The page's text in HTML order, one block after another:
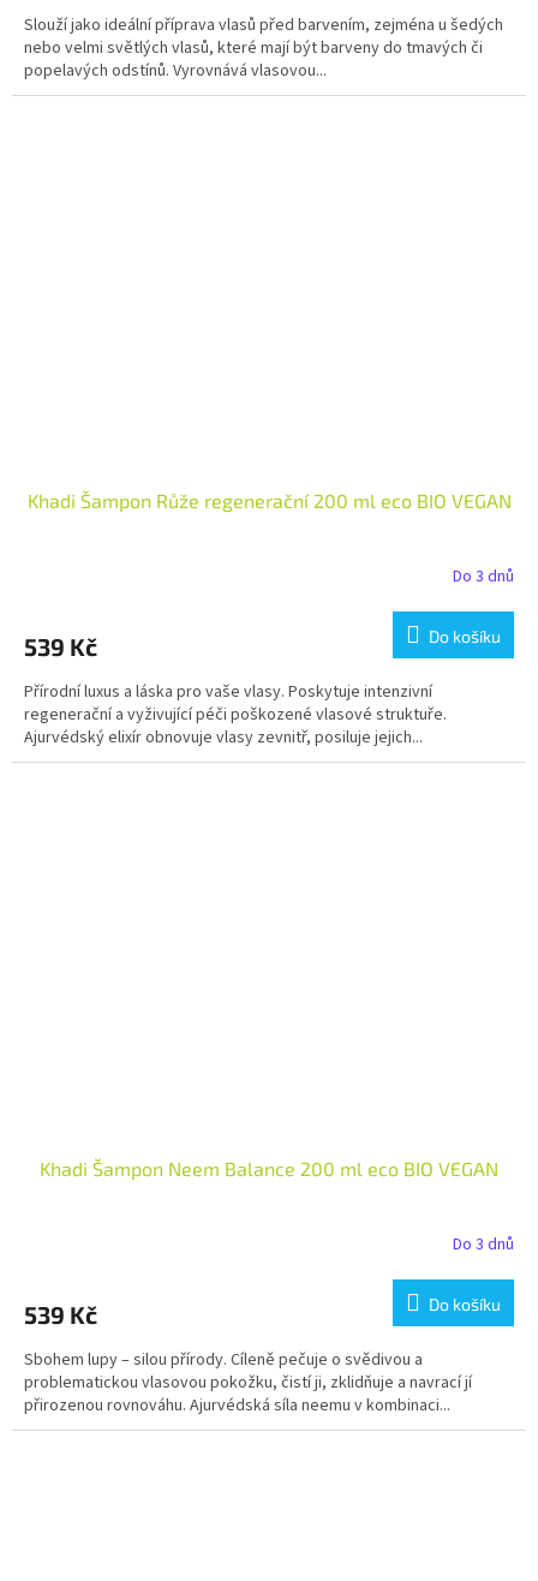
Slouží jako ideální příprava vlasů před barvením, zejména u šedých
nebo velmi světlých vlasů, které mají být barveny do tmavých či
popelavých odstínů. Vyrovnává vlasovou...
Khadi Šampon Růže regenerační 200 ml eco BIO VEGAN
Do 3 dnů
539 Kč Do košíku
Přírodní luxus a láska pro vaše vlasy. Poskytuje intenzivní
regenerační a vyživující péči poškozené vlasové struktuře.
Ajurvédský elixír obnovuje vlasy zevnitř, posiluje jejich...
Khadi Šampon Neem Balance 200 ml eco BIO VEGAN
Do 3 dnů
539 Kč Do košíku
Sbohem lupy – silou přírody. Cíleně pečuje o svědivou a
problematickou vlasovou pokožku, čistí ji, zklidňuje a navrací jí
přirozenou rovnováhu. Ajurvédská síla neemu v kombinaci...